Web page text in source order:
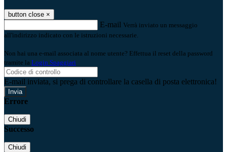
button close ×
E-mail Verrà inviato un messaggio
all'indirizzo indicato con le istruzioni necessarie.
Non hai una e-mail associata al nome utente? Effettua il reset della password
tramite la Login Spaggiari
E-mail inviata, si prega di controllare la casella di posta elettronica!
Errore
Chiudi
Successo
Chiudi